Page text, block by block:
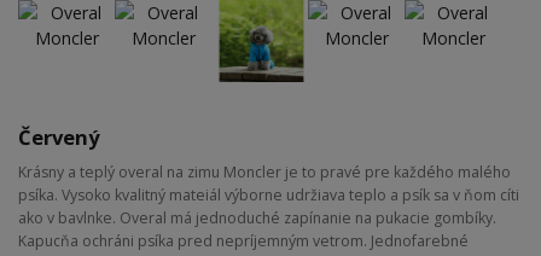
Červený
Krásny a teplý overal na zimu Moncler je to pravé pre každého malého
psíka. Vysoko kvalitný mateiál výborne udržiava teplo a psík sa v ňom cíti
ako v bavlnke. Overal má jednoduché zapínanie na pukacie gombíky.
Kapucňa ochráni psíka pred nepríjemným vetrom. Jednofarebné